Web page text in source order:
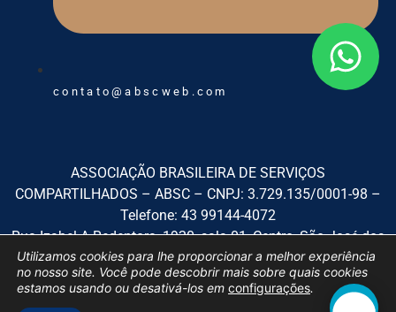
contato@abscweb.com
ASSOCIAÇÃO BRASILEIRA DE SERVIÇOS
COMPARTILHADOS – ABSC – CNPJ: 3.729.135/0001-98 –
Telefone: 43 99144-4072
Rua Izabel A Redentora, 1920, sala 01, Centro, São José dos
Pinhais/PR, CEP: 83.005-010
Utilizamos cookies para lhe proporcionar a melhor experiência
no nosso site. Você pode descobrir mais sobre quais cookies
estamos usando ou desativá-los em configurações.